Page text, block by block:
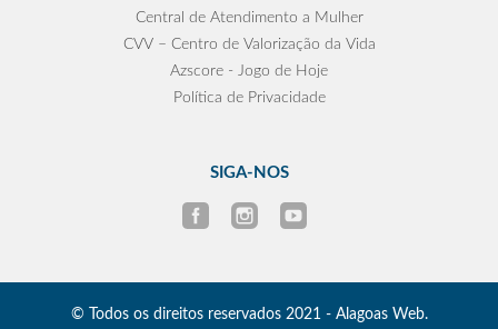
Central de Atendimento a Mulher
CVV – Centro de Valorização da Vida
Azscore - Jogo de Hoje
Política de Privacidade
SIGA-NOS
© Todos os direitos reservados 2021 - Alagoas Web.